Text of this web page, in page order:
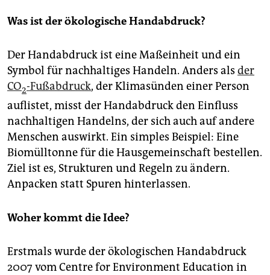
Was ist der ökologische Handabdruck?
Der Handabdruck ist eine Maßeinheit und ein
Symbol für nachhaltiges Handeln. Anders als der
CO2-Fußabdruck, der Klimasünden einer Person
auflistet, misst der Handabdruck den Einfluss
nachhaltigen Handelns, der sich auch auf andere
Menschen auswirkt. Ein simples Beispiel: Eine
Biomülltonne für die Hausgemeinschaft bestellen.
Ziel ist es, Strukturen und Regeln zu ändern.
Anpacken statt Spuren hinterlassen.
Woher kommt die Idee?
Erstmals wurde der ökologischen Handabdruck
2007 vom Centre for Environment Education in